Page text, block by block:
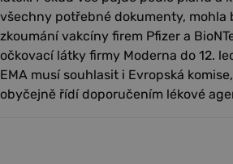
všechny potřebné dokumenty, mohla
zkoumání vakcíny firem Pfizer a
očkovací látky firmy Moderna do 12.
EMA musí souhlasit i Evropská
obyčejně řídí doporučením lékové